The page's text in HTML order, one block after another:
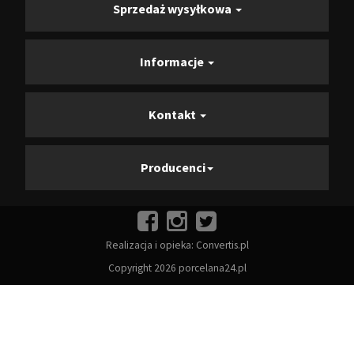
Sprzedaż wysyłkowa
Informacje
Kontakt
Producenci
Realizacja i opieka: Convertis.pl
Copyright 2026 porcelana24.pl